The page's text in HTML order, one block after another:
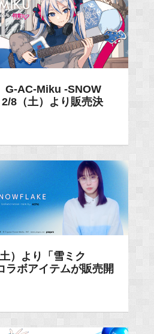
G-AC-Miku -SNOW
8（土）より販売決
）より「雪ミク
ラボアイテムが販売開